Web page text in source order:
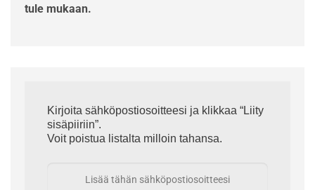
tule mukaan.
Kirjoita sähköpostiosoitteesi ja klikkaa “Liity
sisäpiiriin”.
Voit poistua listalta milloin tahansa.